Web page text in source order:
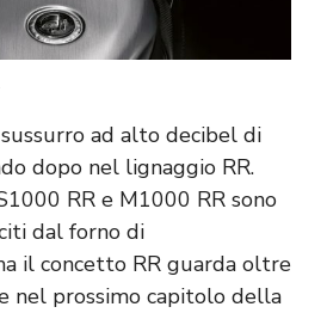
ad alto decibel di
dopo nel lignaggio RR.
RR e M1000 RR sono
dal forno di
il concetto RR guarda oltre
nel prossimo capitolo della